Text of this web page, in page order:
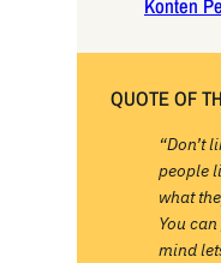
Konten
QUOTE OF
“Don’t
people
what
You
mind